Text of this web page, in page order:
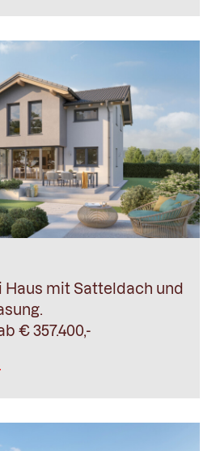
Haus mit Satteldach und
€ 357.400,-